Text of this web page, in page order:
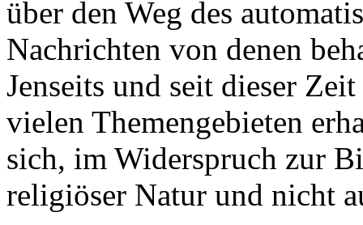
über den Weg des
Nachrichten von denen
Jenseits und seit dieser
vielen Themengebieten
sich, im Widerspruch zur
religiöser Natur und nicht